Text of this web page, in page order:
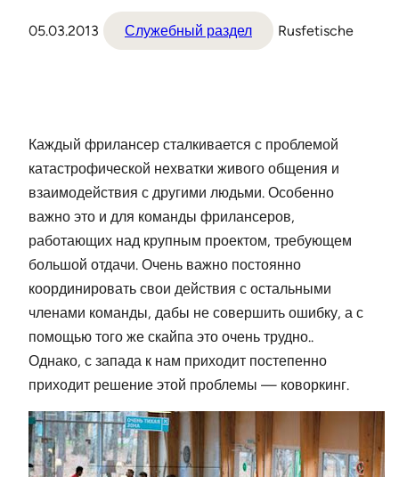
05.03.2013 Служебный раздел Rusfetische
Каждый фрилансер сталкивается с проблемой
катастрофической нехватки живого общения и
взаимодействия с другими людьми. Особенно
важно это и для команды фрилансеров,
работающих над крупным проектом, требующем
большой отдачи. Очень важно постоянно
координировать свои действия с остальными
членами команды, дабы не совершить ошибку, а с
помощью того же скайпа это очень трудно..
Однако, с запада к нам приходит постепенно
приходит решение этой проблемы — коворкинг.